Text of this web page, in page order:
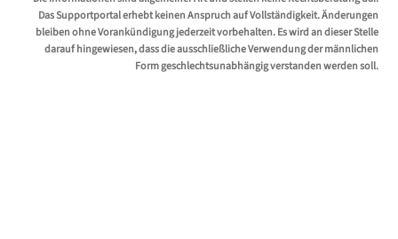
Das Supportportal erhebt keinen Anspruch auf Vollständigkeit. Änderungen
bleiben ohne Vorankündigung jederzeit vorbehalten. Es wird an dieser Stelle
darauf hingewiesen, dass die ausschließliche Verwendung der männlichen
Form geschlechtsunabhängig verstanden werden soll.